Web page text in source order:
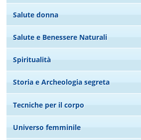
Salute donna
Salute e Benessere Naturali
Spiritualità
Storia e Archeologia segreta
Tecniche per il corpo
Universo femminile